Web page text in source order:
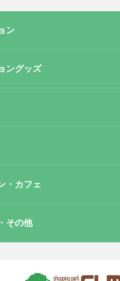
ン
ングッズ
・カフェ
その他